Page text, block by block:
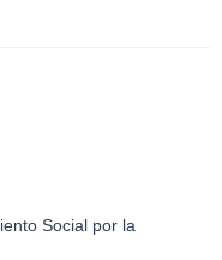
Social por la